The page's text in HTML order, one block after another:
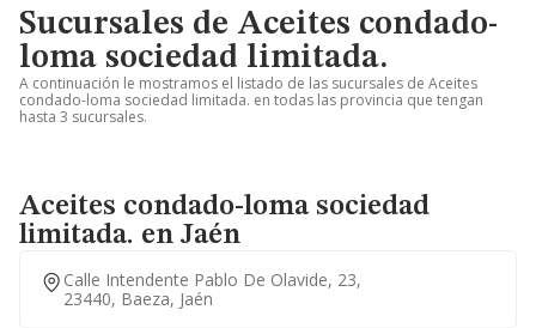
Sucursales de Aceites condado-
loma sociedad limitada.
A continuación le mostramos el listado de las sucursales de Aceites
condado-loma sociedad limitada. en todas las provincia que tengan
hasta 3 sucursales.
Aceites condado-loma sociedad
limitada. en Jaén
Calle Intendente Pablo De Olavide, 23,
23440, Baeza, Jaén